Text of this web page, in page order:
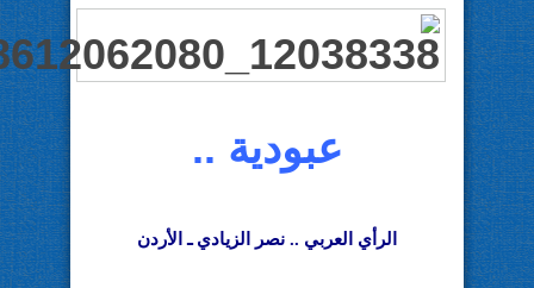
عبودية ..
الرأي العربي .. نصر الزيادي ـ الأردن